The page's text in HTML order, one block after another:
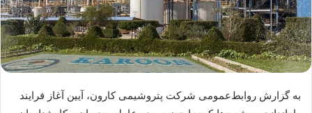
به گزارش روابط‌عمومی شرکت پتروشیمی کارون، آیین آغاز فرایند